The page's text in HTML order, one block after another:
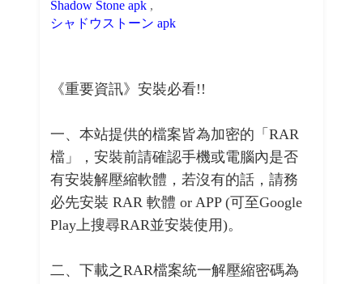
Shadow Stone apk,
シャドウストーン apk
《重要資訊》安裝必看!!
一、本站提供的檔案皆為加密的「RAR
檔」，安裝前請確認手機或電腦內是否
有安裝解壓縮軟體，若沒有的話，請務
必先安裝 RAR 軟體 or APP (可至Google
Play上搜尋RAR並安裝使用)。
二、下載之RAR檔案統一解壓縮密碼為